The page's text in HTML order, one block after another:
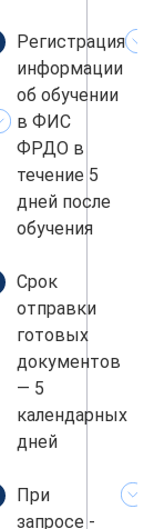
Регистрация
информации
об обучении
в ФИС
ФРДО в
течение 5
дней после
обучения
Срок
отправки
готовых
документов
— 5
календарных
дней
При
запросе -